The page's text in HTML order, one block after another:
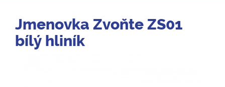
Jmenovka Zvoňte ZS01
bílý hliník